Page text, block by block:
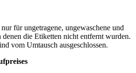
für ungetragene, ungewaschene und
die Etiketten nicht entfernt wurden.
vom Umtausch ausgeschlossen.